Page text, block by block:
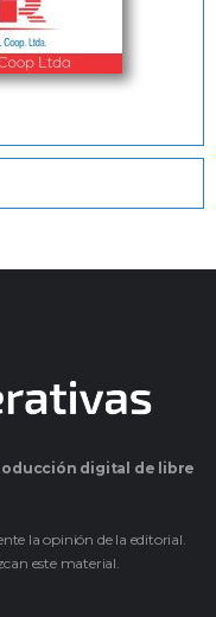
digital de libre
la opinión de la editorial.
este material.